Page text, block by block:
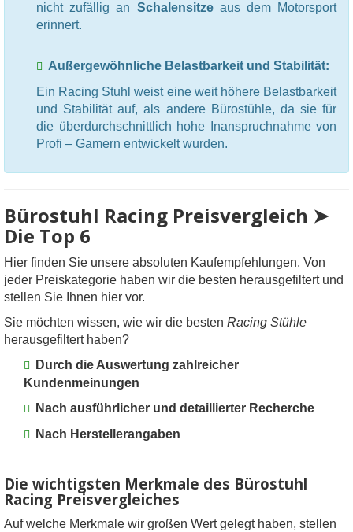
nicht zufällig an Schalensitzeaus dem Motorsport
erinnert.
Außergewöhnliche Belastbarkeit und Stabilität:
Ein Racing Stuhl weist eine weit höhere Belastbarkeit
und Stabilität auf, als andere Bürostühle, da sie für
die überdurchschnittlich hohe Inanspruchnahme von
Profi – Gamern entwickelt wurden.
Bürostuhl Racing Preisvergleich ➤
Die Top 6
Hier finden Sie unsere absoluten Kaufempfehlungen. Von
jeder Preiskategorie haben wir die besten herausgefiltert und
stellen Sie Ihnen hier vor.
Sie möchten wissen, wie wir die besten Racing Stühle
herausgefiltert haben?
Durch die Auswertung zahlreicher
Kundenmeinungen
Nach ausführlicher und detaillierter Recherche
Nach Herstellerangaben
Die wichtigsten Merkmale des Bürostuhl
Racing Preisvergleiches
Auf welche Merkmale wir großen Wert gelegt haben, stellen